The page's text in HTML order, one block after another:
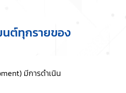
นต์ทุกรายของ
มีการดำเนิน